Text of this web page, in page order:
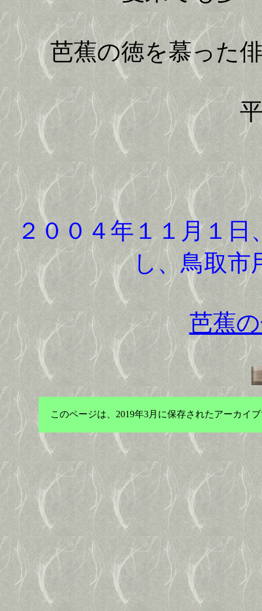
芭蕉の徳を慕った俳
平成
２００４年１１月１
し、鳥取市
芭蕉
このページは、2019年3月に保存されたアーカイ